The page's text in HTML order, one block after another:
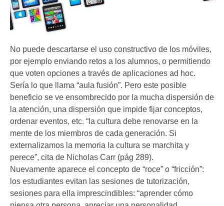
No puede descartarse el uso constructivo de los móviles,
por ejemplo enviando retos a los alumnos, o permitiendo
que voten opciones a través de aplicaciones ad hoc.
Sería lo que llama “aula fusión”. Pero este posible
beneficio se ve ensombrecido por la mucha dispersión de
la atención, una dispersión que impide fijar conceptos,
ordenar eventos, etc. “la cultura debe renovarse en la
mente de los miembros de cada generación. Si
externalizamos la memoria la cultura se marchita y
perece”, cita de Nicholas Carr (pág 289).
Nuevamente aparece el concepto de “roce” o “fricción”:
los estudiantes evitan las sesiones de tutorización,
sesiones para ella imprescindibles: “aprender cómo